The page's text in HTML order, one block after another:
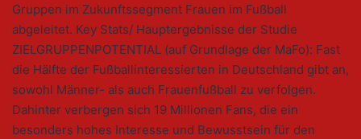
Gruppen im Zukunftssegment Frauen im Fußball
abgeleitet. Key Stats/ Hauptergebnisse der Studie
ZIELGRUPPENPOTENTIAL (auf Grundlage der MaFo): Fast
die Hälfte der Fußballinteressierten in Deutschland gibt an,
sowohl Männer- als auch Frauenfußball zu verfolgen.
Dahinter verbergen sich 19 Millionen Fans, die ein
besonders hohes Interesse und Bewusstsein für den